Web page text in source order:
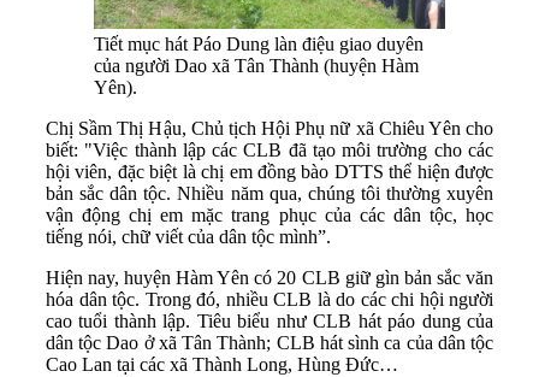
Tiết mục hát Páo Dung làn điệu giao duyên
của người Dao xã Tân Thành (huyện Hàm
Yên).
Chị Sầm Thị Hậu, Chủ tịch Hội Phụ nữ xã Chiêu Yên cho
biết: "Việc thành lập các CLB đã tạo môi trường cho các
hội viên, đặc biệt là chị em đồng bào DTTS thể hiện được
bản sắc dân tộc. Nhiều năm qua, chúng tôi thường xuyên
vận động chị em mặc trang phục của các dân tộc, học
tiếng nói, chữ viết của dân tộc mình”.
Hiện nay, huyện Hàm Yên có 20 CLB giữ gìn bản sắc văn
hóa dân tộc. Trong đó, nhiều CLB là do các chi hội người
cao tuổi thành lập. Tiêu biểu như CLB hát páo dung của
dân tộc Dao ở xã Tân Thành; CLB hát sình ca của dân tộc
Cao Lan tại các xã Thành Long, Hùng Đức…